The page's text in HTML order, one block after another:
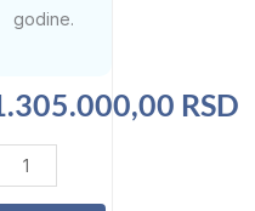
godine.
RSD